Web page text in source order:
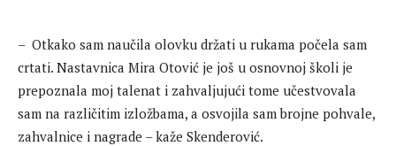
– Otkako sam naučila olovku držati u rukama počela sam
crtati. Nastavnica Mira Otović je još u osnovnoj školi je
prepoznala moj talenat i zahvaljujući tome učestvovala
sam na različitim izložbama, a osvojila sam brojne pohvale,
zahvalnice i nagrade – kaže Skenderović.